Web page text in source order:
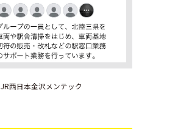
JR西日本金沢メンテック